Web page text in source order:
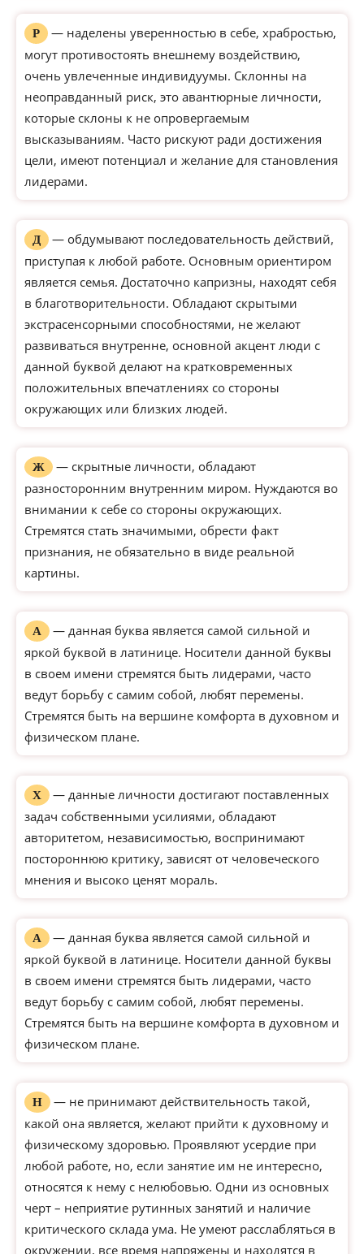
Р
— наделены уверенностью в себе, храбростью,
могут противостоять внешнему воздействию,
очень увлеченные индивидуумы. Склонны на
неоправданный риск, это авантюрные личности,
которые склоны к не опровергаемым
высказываниям. Часто рискуют ради достижения
цели, имеют потенциал и желание для становления
лидерами.
Д
— обдумывают последовательность действий,
приступая к любой работе. Основным ориентиром
является семья. Достаточно капризны, находят себя
в благотворительности. Обладают скрытыми
экстрасенсорными способностями, не желают
развиваться внутренне, основной акцент люди с
данной буквой делают на кратковременных
положительных впечатлениях со стороны
окружающих или близких людей.
Ж
— скрытные личности, обладают
разносторонним внутренним миром. Нуждаются во
внимании к себе со стороны окружающих.
Стремятся стать значимыми, обрести факт
признания, не обязательно в виде реальной
картины.
А
— данная буква является самой сильной и
яркой буквой в латинице. Носители данной буквы
в своем имени стремятся быть лидерами, часто
ведут борьбу с самим собой, любят перемены.
Стремятся быть на вершине комфорта в духовном и
физическом плане.
Х
— данные личности достигают поставленных
задач собственными усилиями, обладают
авторитетом, независимостью, воспринимают
постороннюю критику, зависят от человеческого
мнения и высоко ценят мораль.
А
— данная буква является самой сильной и
яркой буквой в латинице. Носители данной буквы
в своем имени стремятся быть лидерами, часто
ведут борьбу с самим собой, любят перемены.
Стремятся быть на вершине комфорта в духовном и
физическом плане.
Н
— не принимают действительность такой,
какой она является, желают прийти к духовному и
физическому здоровью. Проявляют усердие при
любой работе, но, если занятие им не интересно,
относятся к нему с нелюбовью. Одни из основных
черт – неприятие рутинных занятий и наличие
критического склада ума. Не умеют расслабляться в
окружении, все время напряжены и находятся в